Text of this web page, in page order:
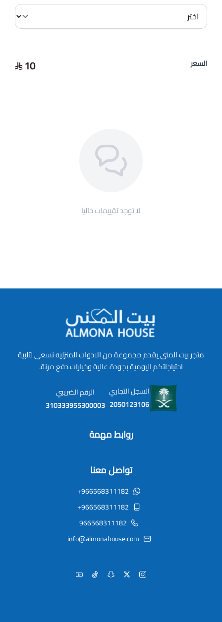
السعر 10
لا توجد تقييمات حاليا
متجر بيت المنى يقدم مجموعة من الادوات المنزليه نسعى لتلبية
احتياجاتكم اليومية بجودة عالية وخيارات دفع مرنة.
السجل التجاري
2050123106
الرقم الضريبي
310333955300003
روابط مهمة
تواصل معنا
+966568311182
+966568311182
966568311182
info@almonahouse.com